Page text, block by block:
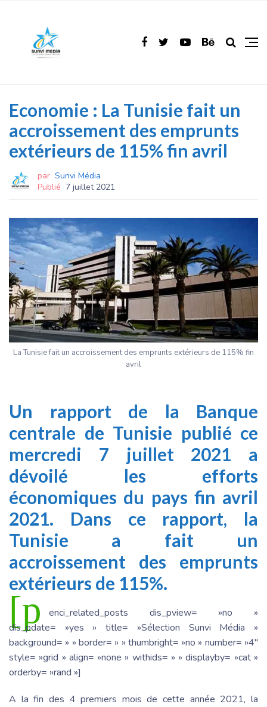
Economie : La Tunisie fait un
accroissement des emprunts
extérieurs de 115% fin avril
par Sunvi Média
Publié 7 juillet 2021
La Tunisie fait un accroissement des emprunts extérieurs de 115% fin
avril
Un rapport de la Banque
centrale de Tunisie publié ce
mercredi 7 juillet 2021 a
dévoilé les efforts
économiques du pays fin avril
2021. Dans ce rapport, la
Tunisie a fait un
accroissement des emprunts
extérieurs de 115%.
[p
enci_related_posts dis_pview= »no »
dis_pdate= »yes » title= »Sélection Sunvi Média »
background= » » border= » » thumbright= »no » number= »4″
style= »grid » align= »none » withids= » » displayby= »cat »
orderby= »rand »]
A la fin des 4 premiers mois de cette année 2021, la